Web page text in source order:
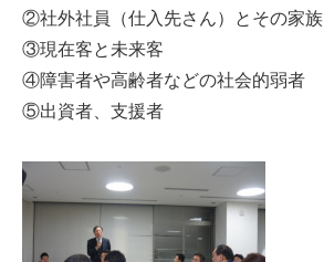
②社外社員（仕入先さん）とその家族
③現在客と未来客
④障害者や高齢者などの社会的弱者
⑤出資者、支援者